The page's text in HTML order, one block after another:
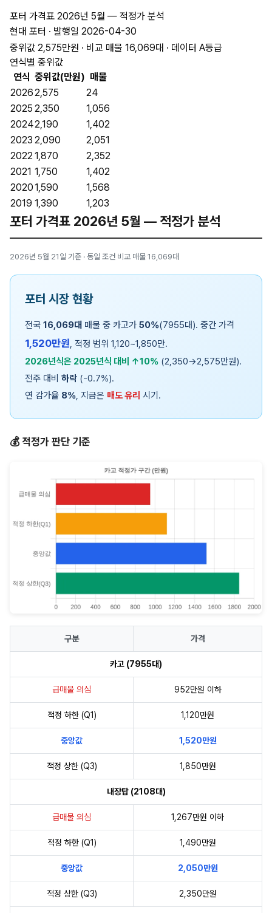
포터 가격표 2026년 5월 — 적정가 분석
현대 포터 · 발행일 2026-04-30
중위값 2,575만원 · 비교 매물 16,069대 · 데이터 A등급
연식별 중위값
연식 중위값(만원) 매물
20262,575
24
2025 2,350
1,056
20242,190
1,402
2023 2,090
2,051
2022 1,870
2,352
2021 1,750
1,402
20201,590
1,568
2019 1,390 1,203
포터 가격표 2026년 5월 — 적정가 분석
2026년 5월 21일 기준 · 동일 조건 비교 매물 16,069대
포터 시장 현황
전국 16,069대 매물 중 카고가 50%(7955대). 중간 가격
1,520만원, 적정 범위 1,120~1,850만.
2026년식은 2025년식 대비 ↑10% (2,350→2,575만원).
전주 대비 하락 (-0.7%).
연 감가율 8%, 지금은 매도 유리 시기.
💰 적정가 판단 기준
구분 가격
카고 (7955대)
급매물 의심 952만원 이하
적정 하한 (Q1) 1,120만원
중앙값 1,520만원
적정 상한 (Q3) 1,850만원
내장탑 (2108대)
급매물 의심 1,267만원 이하
적정 하한 (Q1) 1,490만원
중앙값 2,050만원
적정 상한 (Q3) 2,350만원